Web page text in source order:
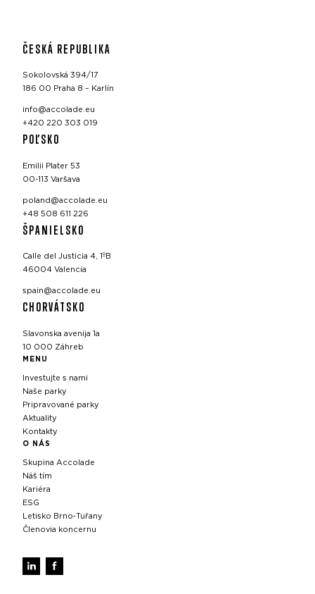
ČESKÁ REPUBLIKA
Sokolovská 394/17
186 00 Praha 8 – Karlín
info@accolade.eu
+420 220 303 019
POĽSKO
Emilii Plater 53
00-113 Varšava
poland@accolade.eu
+48 508 611 226
ŠPANIELSKO
Calle del Justicia 4, 1ºB
46004 Valencia
spain@accolade.eu
CHORVÁTSKO
Slavonska avenija 1a
10 000 Záhreb
MENU
Investujte s nami
Naše parky
Pripravované parky
Aktuality
Kontakty
O NÁS
Skupina Accolade
Náš tím
Kariéra
ESG
Letisko Brno‑Tuřany
Členovia koncernu